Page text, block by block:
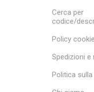
Cerca per
codice/
Policy
Spedizioni e
Politica